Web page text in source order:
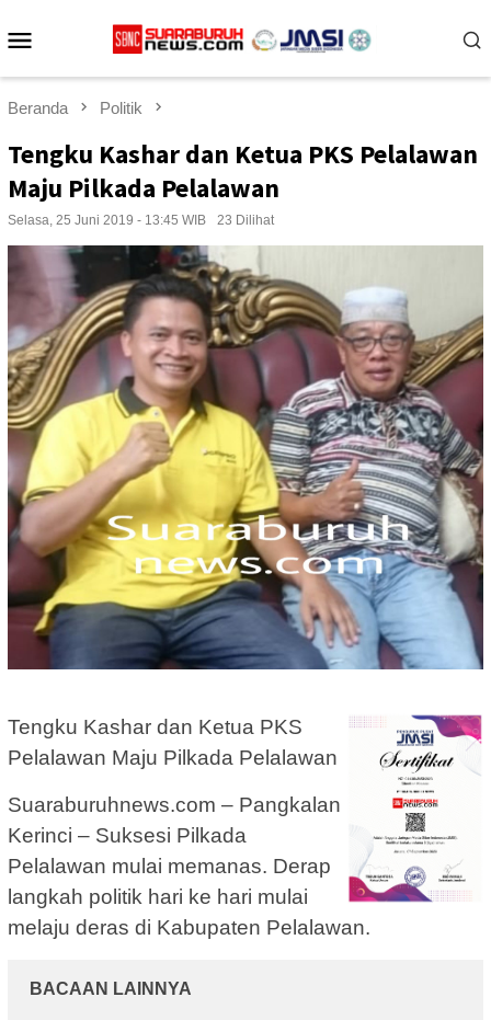
ke
Beranda Politik
Tengku Kashar dan Ketua PKS Pelalawan
Maju Pilkada Pelalawan
Selasa, 25 Juni 2019 - 13:45 WIB 23 Dilihat
Tengku Kashar dan Ketua PKS
Pelalawan Maju Pilkada Pelalawan
Suaraburuhnews.com – Pangkalan
Kerinci – Suksesi Pilkada
Pelalawan mulai memanas. Derap
langkah politik hari ke hari mulai
melaju deras di Kabupaten Pelalawan.
BACAAN LAINNYA